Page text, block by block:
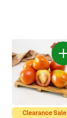
Clearance Sale